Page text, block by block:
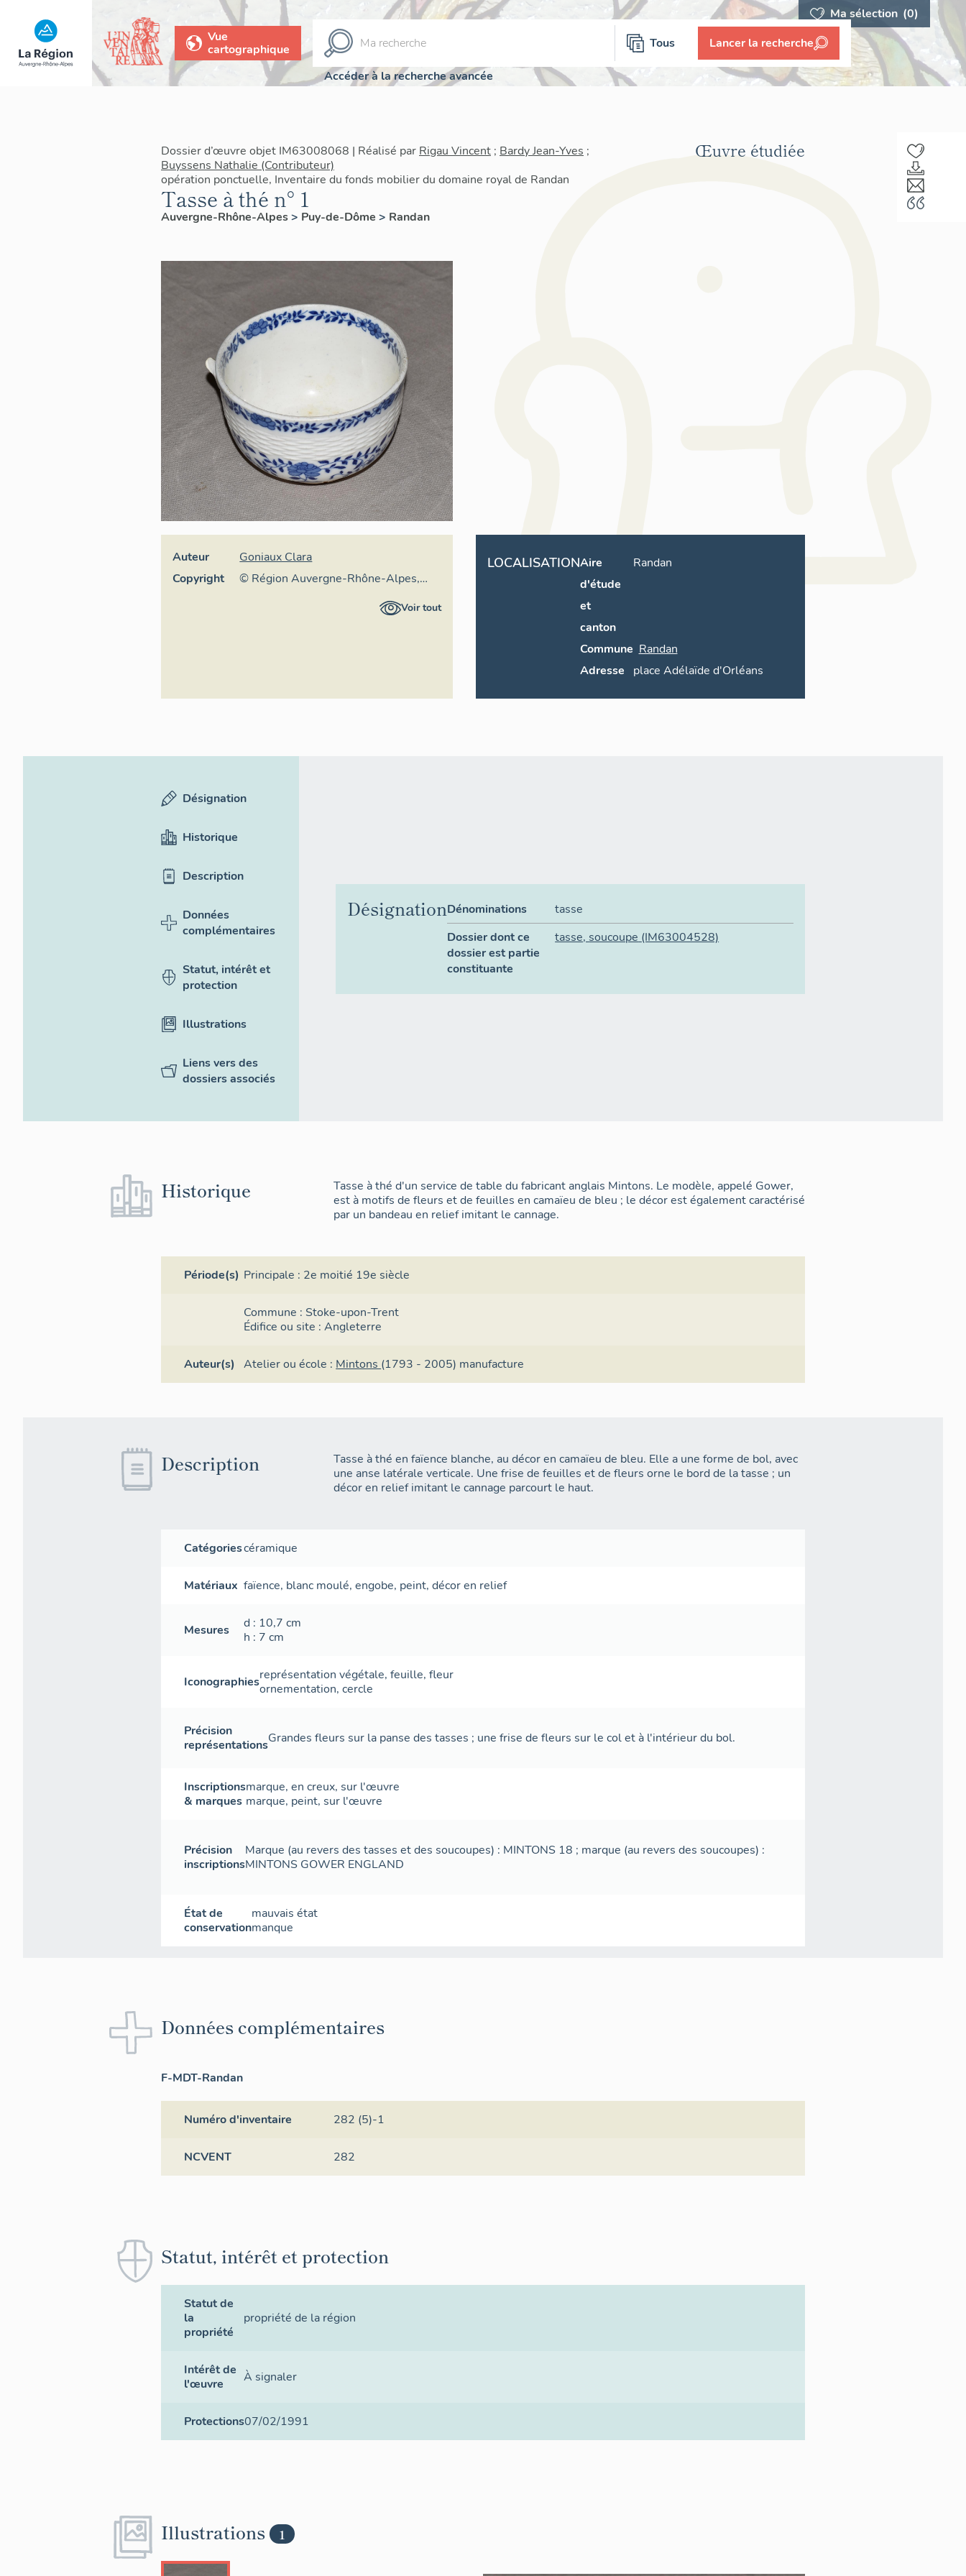
Ma sélection (0)
Vue
cartographique
Tous Lancer la recherche
Accéder à la recherche avancée
Dossier d’œuvre objet IM63008068 | Réalisé par Rigau Vincent ; Bardy Jean-Yves ;
Buyssens Nathalie (Contributeur)
opération ponctuelle, Inventaire du fonds mobilier du domaine royal de Randan
Tasse à thé n° 1
Auvergne-Rhône-Alpes> Puy-de-Dôme > Randan
Œuvre étudiée
Auteur
Goniaux Clara
Copyright
© Région Auvergne-Rhône-Alpes,
Inventaire général du patrimoineVoir tout
LOCALISATIONAire
d'étude
et
canton
Randan
Commune Randan
Adresse
place Adélaïde d'Orléans
Désignation
Historique
Description
Données
complémentaires
Statut, intérêt et
protection
Illustrations
Liens vers des
dossiers associés
DésignationDénominations
tasse
Dossier dont ce
dossier est partie
constituante
tasse, soucoupe (IM63004528)
Historique
Tasse à thé d'un service de table du fabricant anglais Mintons. Le modèle, appelé Gower,
est à motifs de fleurs et de feuilles en camaïeu de bleu ; le décor est également caractérisé
par un bandeau en relief imitant le cannage.
Période(s) Principale : 2e moitié 19e siècle
Commune : Stoke-upon-Trent
Édifice ou site : Angleterre
Auteur(s) Atelier ou école : Mintons (1793 - 2005) manufacture
Description
Tasse à thé en faïence blanche, au décor en camaïeu de bleu. Elle a une forme de bol, avec
une anse latérale verticale. Une frise de feuilles et de fleurs orne le bord de la tasse ; un
décor en relief imitant le cannage parcourt le haut.
Catégoriescéramique
Matériaux faïence, blanc moulé,engobe, peint,décor en relief
Mesures d : 10,7cm
h : 7cm
Iconographiesreprésentation végétale, feuille, fleur
ornementation, cercle
Précision
représentationsGrandes fleurs sur la panse des tasses ; une frise de fleurs sur le col et à l'intérieur du bol.
Inscriptions
& marques
marque, en creux, sur l'œuvre
marque, peint, sur l'œuvre
Précision
inscriptions
Marque (au revers des tasses et des soucoupes) : MINTONS 18 ; marque (au revers des soucoupes) :
MINTONS GOWER ENGLAND
État de
conservation
mauvais état
manque
Données complémentaires
F-MDT-Randan
Numéro d'inventaire 282 (5)-1
NCVENT 282
Statut, intérêt et protection
Statut de
la
propriété
propriété de la région
Intérêt de
l'œuvre
À signaler
Protections07/02/1991
Illustrations 1